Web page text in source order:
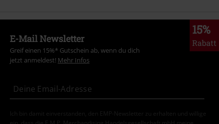
15%
Rabatt
E-Mail Newsletter
Greif einen 15%* Gutschein ab, wenn du dich
jetzt anmeldest! Mehr Infos
Ich bin damit einverstanden, den EMP-Newsletter zu erhalten und willige